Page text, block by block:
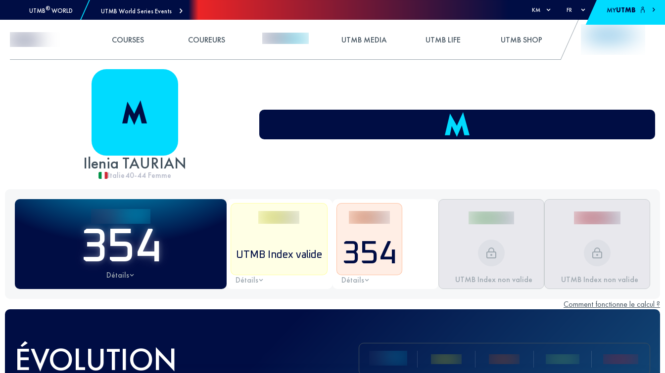
UTMB® WORLD UTMB World Series Events KM FR MYUTMB
COURSES COUREURS UTMB MEDIA UTMB LIFE UTMB SHOP
Ilenia TAURIAN
Italie40-44 Femme
354
Détails
UTMB Index valide
Détails
354
Détails UTMB Index non valide UTMB Index non valide
Comment fonctionne le calcul ?
ÉVOLUTION